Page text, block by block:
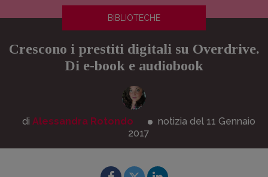
BIBLIOTECHE
Crescono i prestiti digitali su Overdrive.
Di e-book e audiobook
di Alessandra Rotondo notizia del 11 Gennaio
2017